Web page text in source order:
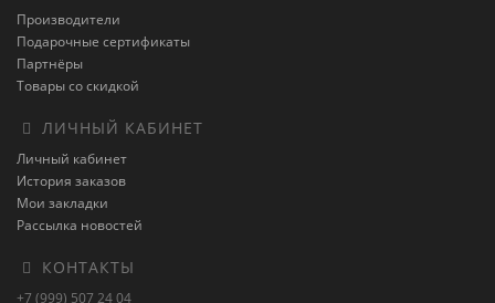
Производители
Подарочные сертификаты
Партнёры
Товары со скидкой
ЛИЧНЫЙ КАБИНЕТ
Личный кабинет
История заказов
Мои закладки
Рассылка новостей
КОНТАКТЫ
+7 (999) 507 24 04